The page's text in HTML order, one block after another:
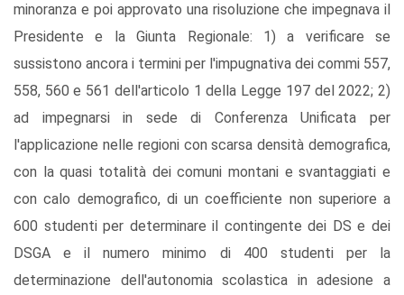
minoranza e poi approvato una risoluzione che impegnava il
Presidente e la Giunta Regionale: 1) a verificare se
sussistono ancora i termini per l'impugnativa dei commi 557,
558, 560 e 561 dell'articolo 1 della Legge 197 del 2022; 2)
ad impegnarsi in sede di Conferenza Unificata per
l'applicazione nelle regioni con scarsa densità demografica,
con la quasi totalità dei comuni montani e svantaggiati e
con calo demografico, di un coefficiente non superiore a
600 studenti per determinare il contingente dei DS e dei
DSGA e il numero minimo di 400 studenti per la
determinazione dell'autonomia scolastica in adesione a